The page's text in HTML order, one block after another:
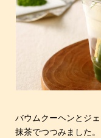
バウムクーヘンとジ
抹茶でつつみました